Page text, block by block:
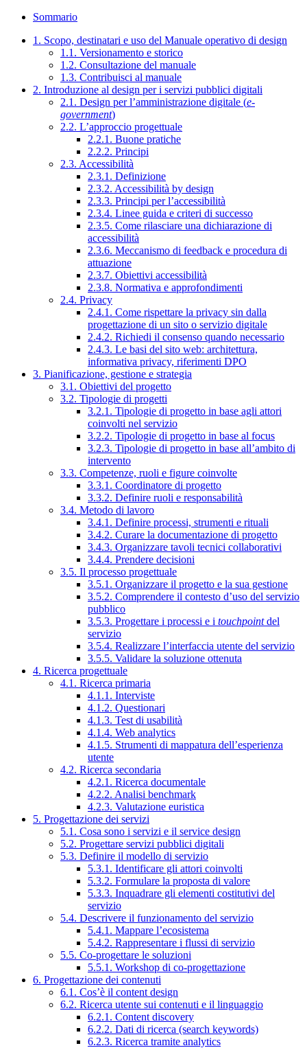
Sommario
1. Scopo, destinatari e uso del Manuale operativo di design
1.1. Versionamento e storico
1.2. Consultazione del manuale
1.3. Contribuisci al manuale
2. Introduzione al design per i servizi pubblici digitali
2.1. Design per l’amministrazione digitale (e-
government)
2.2. L’approccio progettuale
2.2.1. Buone pratiche
2.2.2. Principi
2.3. Accessibilità
2.3.1. Definizione
2.3.2. Accessibilità by design
2.3.3. Principi per l’accessibilità
2.3.4. Linee guida e criteri di successo
2.3.5. Come rilasciare una dichiarazione di
accessibilità
2.3.6. Meccanismo di feedback e procedura di
attuazione
2.3.7. Obiettivi accessibilità
2.3.8. Normativa e approfondimenti
2.4. Privacy
2.4.1. Come rispettare la privacy sin dalla
progettazione di un sito o servizio digitale
2.4.2. Richiedi il consenso quando necessario
2.4.3. Le basi del sito web: architettura,
informativa privacy, riferimenti DPO
3. Pianificazione, gestione e strategia
3.1. Obiettivi del progetto
3.2. Tipologie di progetti
3.2.1. Tipologie di progetto in base agli attori
coinvolti nel servizio
3.2.2. Tipologie di progetto in base al focus
3.2.3. Tipologie di progetto in base all’ambito di
intervento
3.3. Competenze, ruoli e figure coinvolte
3.3.1. Coordinatore di progetto
3.3.2. Definire ruoli e responsabilità
3.4. Metodo di lavoro
3.4.1. Definire processi, strumenti e rituali
3.4.2. Curare la documentazione di progetto
3.4.3. Organizzare tavoli tecnici collaborativi
3.4.4. Prendere decisioni
3.5. Il processo progettuale
3.5.1. Organizzare il progetto e la sua gestione
3.5.2. Comprendere il contesto d’uso del servizio
pubblico
3.5.3. Progettare i processi e i touchpointdel
servizio
3.5.4. Realizzare l’interfaccia utente del servizio
3.5.5. Validare la soluzione ottenuta
4. Ricerca progettuale
4.1. Ricerca primaria
4.1.1. Interviste
4.1.2. Questionari
4.1.3. Test di usabilità
4.1.4. Web analytics
4.1.5. Strumenti di mappatura dell’esperienza
utente
4.2. Ricerca secondaria
4.2.1. Ricerca documentale
4.2.2. Analisi benchmark
4.2.3. Valutazione euristica
5. Progettazione dei servizi
5.1. Cosa sono i servizi e il service design
5.2. Progettare servizi pubblici digitali
5.3. Definire il modello di servizio
5.3.1. Identificare gli attori coinvolti
5.3.2. Formulare la proposta di valore
5.3.3. Inquadrare gli elementi costitutivi del
servizio
5.4. Descrivere il funzionamento del servizio
5.4.1. Mappare l’ecosistema
5.4.2. Rappresentare i flussi di servizio
5.5. Co-progettare le soluzioni
5.5.1. Workshop di co-progettazione
6. Progettazione dei contenuti
6.1. Cos’è il content design
6.2. Ricerca utente sui contenuti e il linguaggio
6.2.1. Content discovery
6.2.2. Dati di ricerca (search keywords)
6.2.3. Ricerca tramite analytics